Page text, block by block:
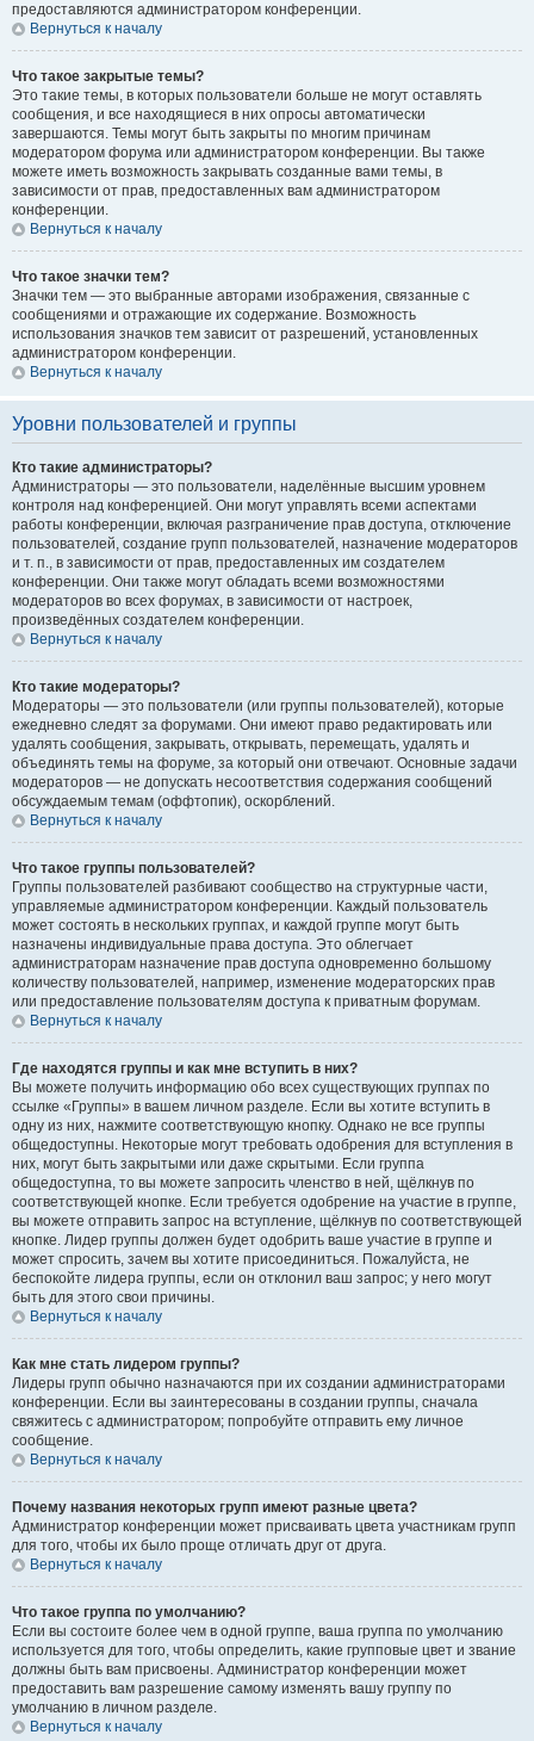
предоставляются администратором конференции.
Вернуться к началу
Что такое закрытые темы?
Это такие темы, в которых пользователи больше не могут оставлять
сообщения, и все находящиеся в них опросы автоматически
завершаются. Темы могут быть закрыты по многим причинам
модератором форума или администратором конференции. Вы также
можете иметь возможность закрывать созданные вами темы, в
зависимости от прав, предоставленных вам администратором
конференции.
Вернуться к началу
Что такое значки тем?
Значки тем — это выбранные авторами изображения, связанные с
сообщениями и отражающие их содержание. Возможность
использования значков тем зависит от разрешений, установленных
администратором конференции.
Вернуться к началу
Уровни пользователей и группы
Кто такие администраторы?
Администраторы — это пользователи, наделённые высшим уровнем
контроля над конференцией. Они могут управлять всеми аспектами
работы конференции, включая разграничение прав доступа, отключение
пользователей, создание групп пользователей, назначение модераторов
и т. п., в зависимости от прав, предоставленных им создателем
конференции. Они также могут обладать всеми возможностями
модераторов во всех форумах, в зависимости от настроек,
произведённых создателем конференции.
Вернуться к началу
Кто такие модераторы?
Модераторы — это пользователи (или группы пользователей), которые
ежедневно следят за форумами. Они имеют право редактировать или
удалять сообщения, закрывать, открывать, перемещать, удалять и
объединять темы на форуме, за который они отвечают. Основные задачи
модераторов — не допускать несоответствия содержания сообщений
обсуждаемым темам (оффтопик), оскорблений.
Вернуться к началу
Что такое группы пользователей?
Группы пользователей разбивают сообщество на структурные части,
управляемые администратором конференции. Каждый пользователь
может состоять в нескольких группах, и каждой группе могут быть
назначены индивидуальные права доступа. Это облегчает
администраторам назначение прав доступа одновременно большому
количеству пользователей, например, изменение модераторских прав
или предоставление пользователям доступа к приватным форумам.
Вернуться к началу
Где находятся группы и как мне вступить в них?
Вы можете получить информацию обо всех существующих группах по
ссылке «Группы» в вашем личном разделе. Если вы хотите вступить в
одну из них, нажмите соответствующую кнопку. Однако не все группы
общедоступны. Некоторые могут требовать одобрения для вступления в
них, могут быть закрытыми или даже скрытыми. Если группа
общедоступна, то вы можете запросить членство в ней, щёлкнув по
соответствующей кнопке. Если требуется одобрение на участие в группе,
вы можете отправить запрос на вступление, щёлкнув по соответствующей
кнопке. Лидер группы должен будет одобрить ваше участие в группе и
может спросить, зачем вы хотите присоединиться. Пожалуйста, не
беспокойте лидера группы, если он отклонил ваш запрос; у него могут
быть для этого свои причины.
Вернуться к началу
Как мне стать лидером группы?
Лидеры групп обычно назначаются при их создании администраторами
конференции. Если вы заинтересованы в создании группы, сначала
свяжитесь с администратором; попробуйте отправить ему личное
сообщение.
Вернуться к началу
Почему названия некоторых групп имеют разные цвета?
Администратор конференции может присваивать цвета участникам групп
для того, чтобы их было проще отличать друг от друга.
Вернуться к началу
Что такое группа по умолчанию?
Если вы состоите более чем в одной группе, ваша группа по умолчанию
используется для того, чтобы определить, какие групповые цвет и звание
должны быть вам присвоены. Администратор конференции может
предоставить вам разрешение самому изменять вашу группу по
умолчанию в личном разделе.
Вернуться к началу